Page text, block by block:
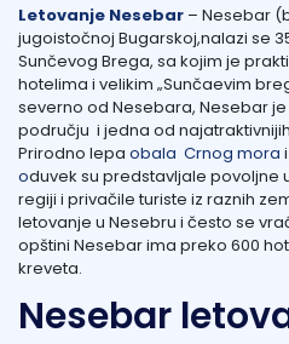
Letovanje Nesebar – Nesebar
jugoistočnoj Bugarskoj,nalazi se
Sunčevog Brega, sa kojim je
hotelima i velikim „Sunčaevim
severno od Nesebara, Nesebar
području i jedna od
Prirodno lepa obala Crnog mora
oduvek su predstavljale povoljne
regiji i privačile turiste iz raznih
letovanje u Nesebru i često se
opštini Nesebar ima preko 600
kreveta.
Nesebar
Lukovska Banja
Vrdnik